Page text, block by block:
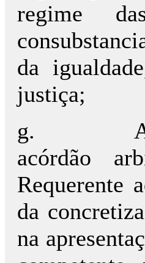
regime
da
justiça;
g.
acórdão
Requerente
da
na